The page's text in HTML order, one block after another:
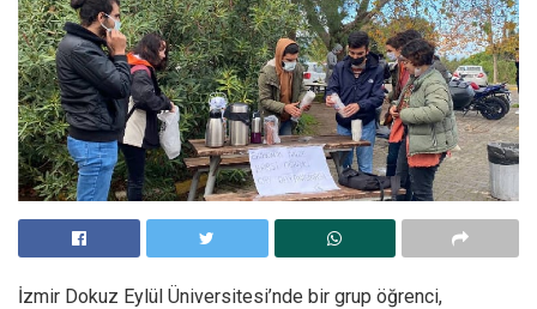
İzmir Dokuz Eylül Üniversitesi’nde bir grup öğrenci,